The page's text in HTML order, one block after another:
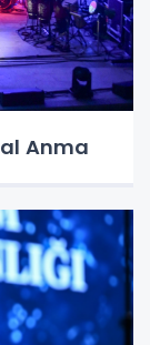
Anma